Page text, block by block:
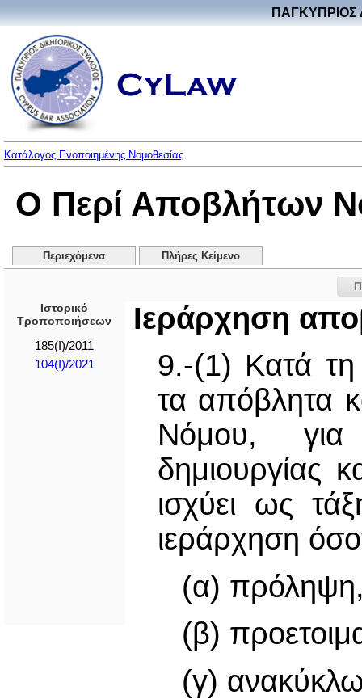
ΠΑΓΚΥΠΡΙΟΣ
Κατάλογος Ενοποιημένης Νομοθεσίας
Ο Περί Αποβλήτων
Περιεχόμενα Πλήρες Κείμενο
Ιστορικό
Τροποποιήσεων
185(I)/2011
104(I)/2021
Ιεράρχηση
9.-(1) Κατά τη
τα απόβλητα
Νόμου,
δημιουργίας
ισχύει ως
ιεράρχηση
(α)
(β)
(γ)